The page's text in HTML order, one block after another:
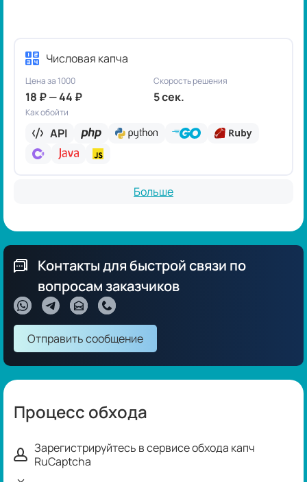
Числовая капча
Цена за 1000
18 ₽ — 44 ₽
Скорость решения
5 сек.
Как обойти
API
Больше
Контакты для быстрой связи по
вопросам заказчиков
Отправить сообщение
Процесс обхода
Зарегистрируйтесь в сервисе обхода капч
RuCaptcha